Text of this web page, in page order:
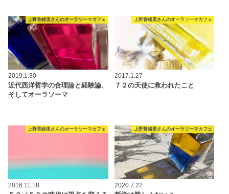
上野香緒里さんのオーラソーマカフェ
2019.1.30
近代西洋哲学の合理論と経験論、
そしてオーラソーマ
上野香緒里さんのオーラソーマカフェ
2017.1.27
７２の天使に救われたこと
上野香緒里さんのオーラソーマカフェ
2016.11.18
上野香緒里さんのオーラソーマカフェ
2020.7.22